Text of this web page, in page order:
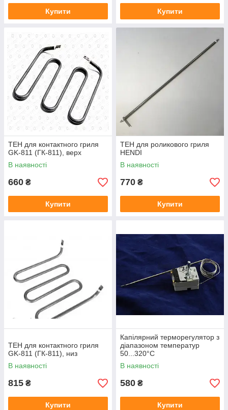
Купити Купити
ТЕН для контактного гриля
GK-811 (ГК-811), верх
В наявності
660 ₴
Купити
ТЕН для роликового гриля
HENDI
В наявності
770 ₴
Купити
ТЕН для контактного гриля
GK-811 (ГК-811), низ
В наявності
815 ₴
Купити
Капілярний терморегулятор з
діапазоном температур
50...320°C
В наявності
580 ₴
Купити